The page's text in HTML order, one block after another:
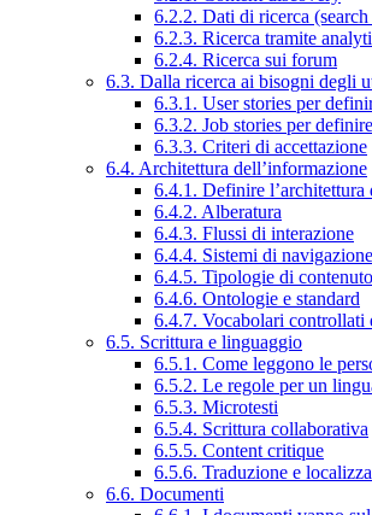
6.2.2. Dati di ricerca
6.2.3. Ricerca tramite
6.2.4. Ricerca sui forum
6.3. Dalla ricerca ai bisogni degli
6.3.1. User stories per
6.3.2. Job stories per
6.3.3. Criteri di accettazione
6.4. Architettura dell’informazione
6.4.1. Definire l’architettura
6.4.2. Alberatura
6.4.3. Flussi di interazione
6.4.4. Sistemi di navigazione
6.4.5. Tipologie di
6.4.6. Ontologie e standard
6.4.7. Vocabolari controllati
6.5. Scrittura e linguaggio
6.5.1. Come leggono le
6.5.2. Le regole per un
6.5.3. Microtesti
6.5.4. Scrittura collaborativa
6.5.5. Content critique
6.5.6. Traduzione e
6.6. Documenti